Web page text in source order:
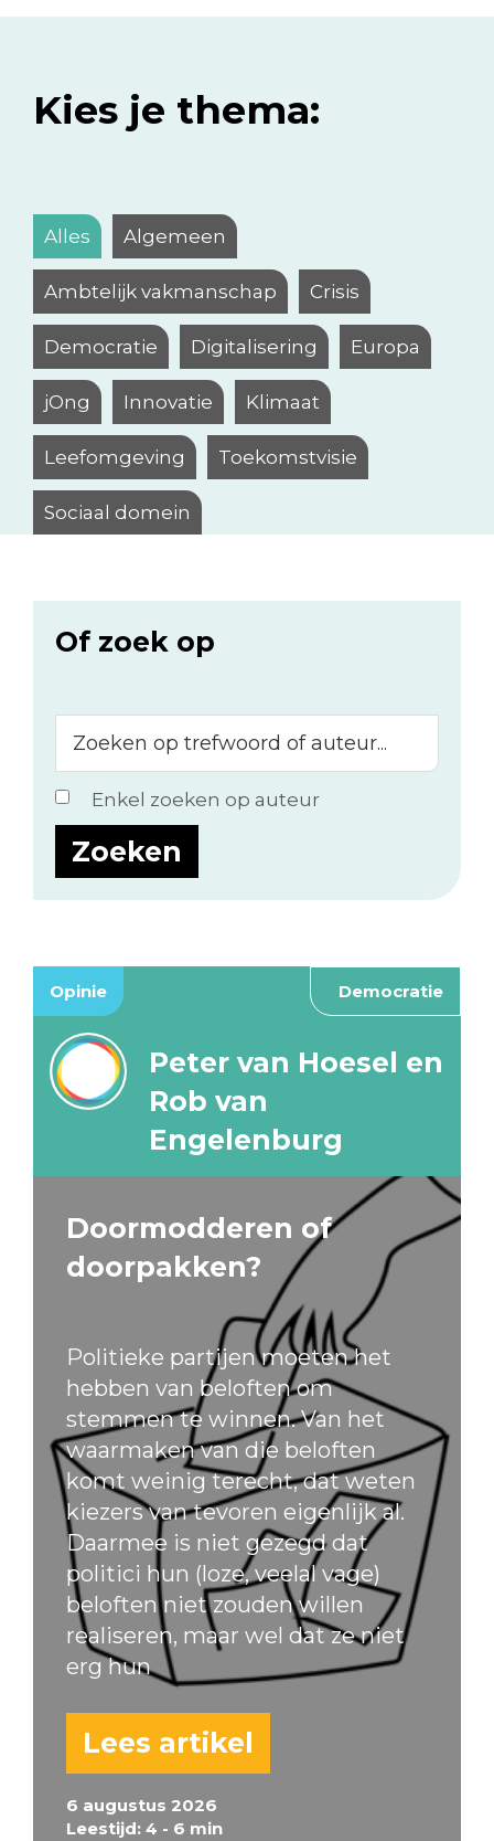
Kies je thema:
Alles Algemeen
Ambtelijk vakmanschap Crisis
Democratie Digitalisering Europa
jOng Innovatie Klimaat
Leefomgeving Toekomstvisie
Sociaal domein
Of zoek op
op
trefwoord
of
auteur...
Enkel zoeken op auteur
Opinie Democratie
6 augustus 2026
Leestijd: 4 - 6 min
Peter van Hoesel en
Rob van
Engelenburg
Doormodderen of
doorpakken?
Politieke partijen moeten het
hebben van beloften om
stemmen te winnen. Van het
waarmaken van die beloften
komt weinig terecht, dat weten
kiezers van tevoren eigenlijk al.
Daarmee is niet gezegd dat
politici hun (loze, veelal vage)
beloften niet zouden willen
realiseren, maar wel dat ze niet
erg hun
Lees artikel